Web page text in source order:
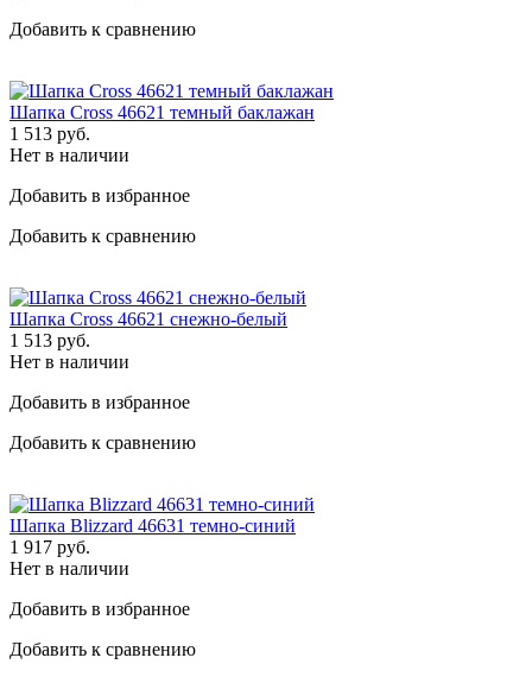
Добавить к сравнению
Шапка Cross 46621 темный баклажан
1 513 руб.
Нет в наличии
Добавить в избранное
Добавить к сравнению
Шапка Cross 46621 снежно-белый
1 513 руб.
Нет в наличии
Добавить в избранное
Добавить к сравнению
Шапка Blizzard 46631 темно-синий
1 917 руб.
Нет в наличии
Добавить в избранное
Добавить к сравнению